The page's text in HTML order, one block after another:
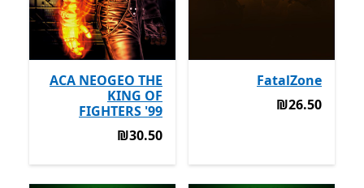
FatalZone
‪₪26.50‬
‪₪26.50‬
ACA NEOGEO THE
KING OF
FIGHTERS '99
‪₪30.50‬
‪₪30.50‬